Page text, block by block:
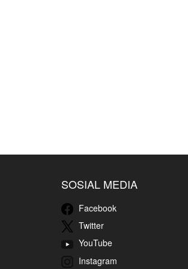
SOSIAL MEDIA
Facebook
Twitter
YouTube
Instagram